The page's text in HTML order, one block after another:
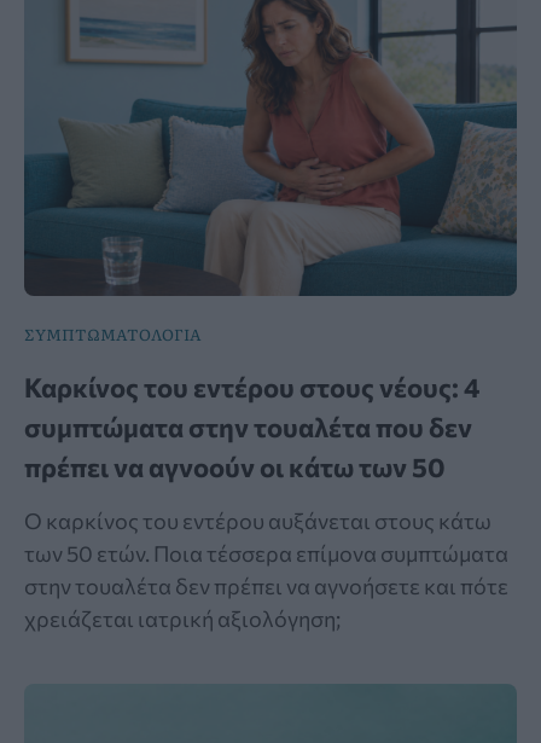
ΣΥΜΠΤΩΜΑΤΟΛΟΓΙΑ
Καρκίνος του εντέρου στους νέους: 4
συμπτώματα στην τουαλέτα που δεν
πρέπει να αγνοούν οι κάτω των 50
Ο καρκίνος του εντέρου αυξάνεται στους κάτω
των 50 ετών. Ποια τέσσερα επίμονα συμπτώματα
στην τουαλέτα δεν πρέπει να αγνοήσετε και πότε
χρειάζεται ιατρική αξιολόγηση;